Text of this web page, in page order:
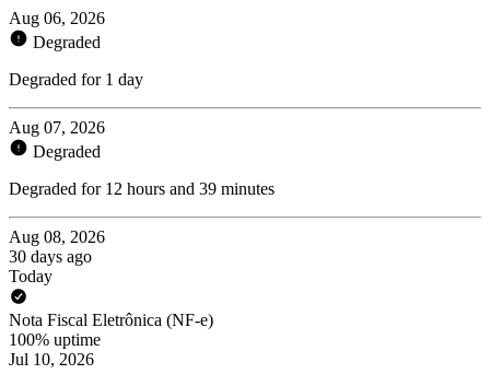
Aug 06, 2026
Degraded
Degraded for 1 day
Aug 07, 2026
Degraded
Degraded for 12 hours and 39 minutes
Aug 08, 2026
30 days ago
Today
Nota Fiscal Eletrônica (NF-e)
100% uptime
Jul 10, 2026